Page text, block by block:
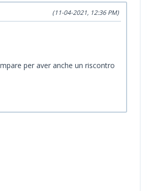
(11-04-2021, 12:36 PM)
per aver anche un riscontro